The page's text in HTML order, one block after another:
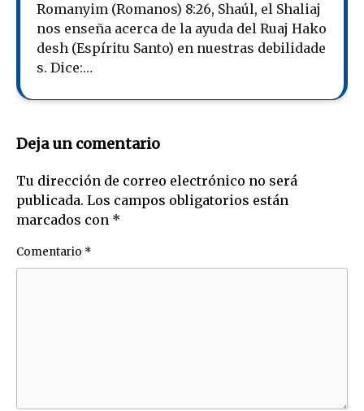
Romanyim (Romanos) 8:26, Shaúl, el Shaliaj
nos enseña acerca de la ayuda del Ruaj Hako
desh (Espíritu Santo) en nuestras debilidade
s. Dice:…
Deja un comentario
Tu dirección de correo electrónico no será
publicada. Los campos obligatorios están
marcados con *
Comentario *